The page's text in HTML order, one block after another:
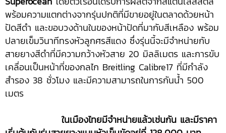
พร้อมความแตกต่างจากรุ่นปกติที่มีขายอยู่ในตลาดด้วยหน้า
ปัดสีดำ และขอบวงด้านในของหน้าปัดที่มากับสีเหลือง พร้อม
ปลายเข็มวินาทีทรงหัวลูกศรสีแดง ซึ่งรุ่นนี้จะมีจำหน่ายกับ
สายยางสีดำที่มีความกว้างหัวสาย 20 มิลลิเมตร และการขับ
เคลื่อนเป็นหน้าที่ของกลไก Breitling Calibre17 ที่มีกำลัง
สำรอง 38 ชั่วโมง และมีความสามารถในการกันน้ำ 500
เมตร
ในเมืองไทยมีจำหน่ายแล้วเช่นกัน และมีราคา